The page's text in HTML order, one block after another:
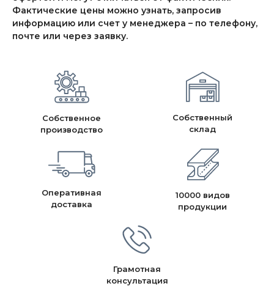
Фактические цены можно узнать, запросив
информацию или счет у менеджера – по телефону,
почте или через заявку.
Собственное
производство
Собственный
склад
Оперативная
доставка
10000 видов
продукции
Грамотная
консультация